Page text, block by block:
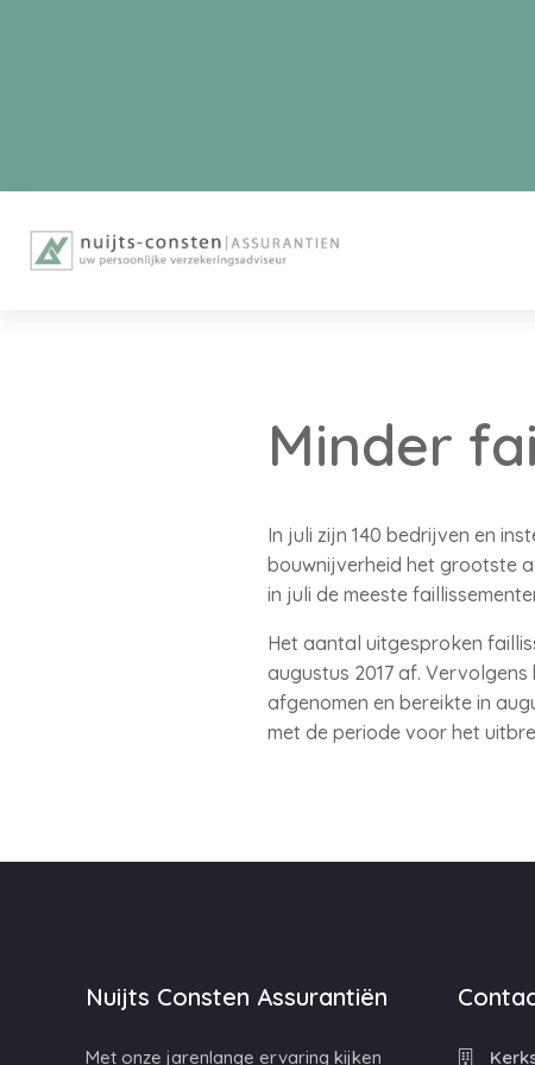
Minder
In juli zijn 140 bedrijven en
bouwnijverheid het grootste
in juli de meeste
Het aantal uitgesproken
augustus 2017 af.
afgenomen en bereikte in
met de periode voor het
Nuijts Consten Assurantiën
Met onze jarenlange ervaring kijken